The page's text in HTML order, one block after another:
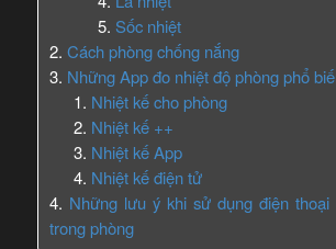
Sốc nhiệt
Cách phòng chống nắng
Những App đo nhiệt độ phòng phổ
Nhiệt kế cho phòng
Nhiệt kế ++
Nhiệt kế App
Nhiệt kế điện tử
Những lưu ý khi sử dụng điện
trong phòng